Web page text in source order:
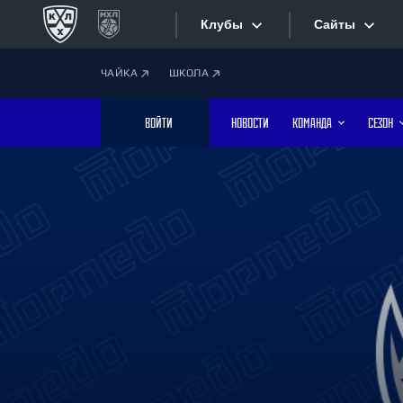
Клубы
Дивизион Боброва
Лада
Сайты
Фотобанк
ЧАЙКА ШКОЛА
ВОЙТИ НОВОСТИ КОМАНДА СЕЗОН